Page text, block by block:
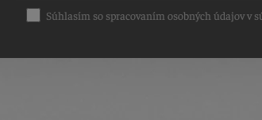
Súhlasím so spracovaním osobných údajov v